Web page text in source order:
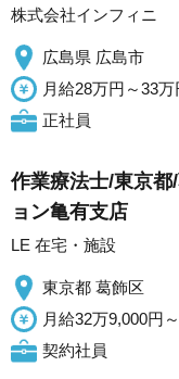
株式会社インフィニ
広島県 広島市
月給28万円～33万
正社員
作業療法士/東京
ョン亀有支店
LE 在宅・施設
東京都 葛飾区
月給32万9,000円
契約社員